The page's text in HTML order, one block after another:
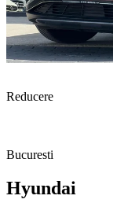
Reducere
Bucuresti
Hyundai